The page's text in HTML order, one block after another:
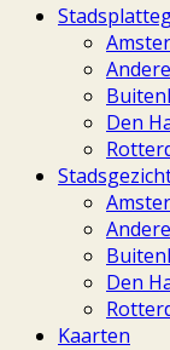
Den
Den
Kaarten